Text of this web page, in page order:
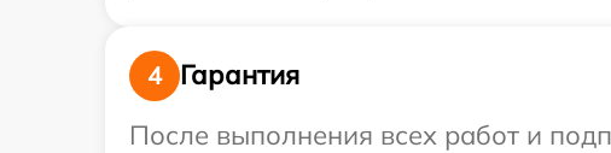
4
Гарантия
После выполнения всех работ и